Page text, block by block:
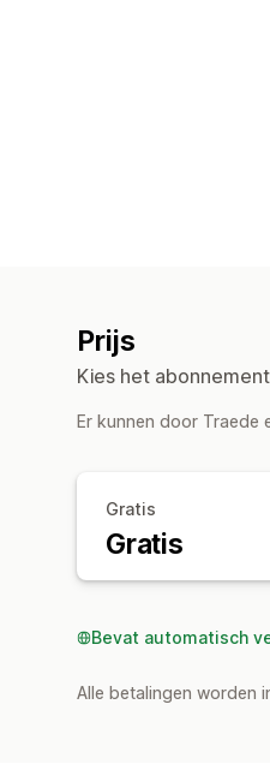
Prijs
Kies het
Er kunnen door Traede
Gratis
Gratis
Bevat automatisch
Alle betalingen worden